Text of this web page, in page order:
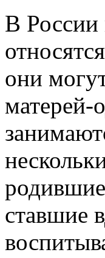
В России
они
матерей-
родившие
ставшие